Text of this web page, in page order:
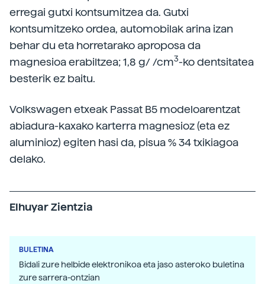
erregai gutxi kontsumitzea da. Gutxi
kontsumitzeko ordea, automobilak arina izan
behar du eta horretarako aproposa da
magnesioa erabiltzea; 1,8 g/ /cm3-ko dentsitatea
besterik ez baitu.
Volkswagen etxeak Passat B5 modeloarentzat
abiadura-kaxako karterra magnesioz (eta ez
aluminioz) egiten hasi da, pisua % 34 txikiagoa
delako.
Elhuyar Zientzia
BULETINA
Bidali zure helbide elektronikoa eta jaso asteroko buletina
zure sarrera-ontzian